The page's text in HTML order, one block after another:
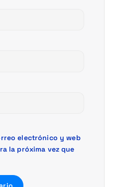
electrónico y web
la próxima vez que